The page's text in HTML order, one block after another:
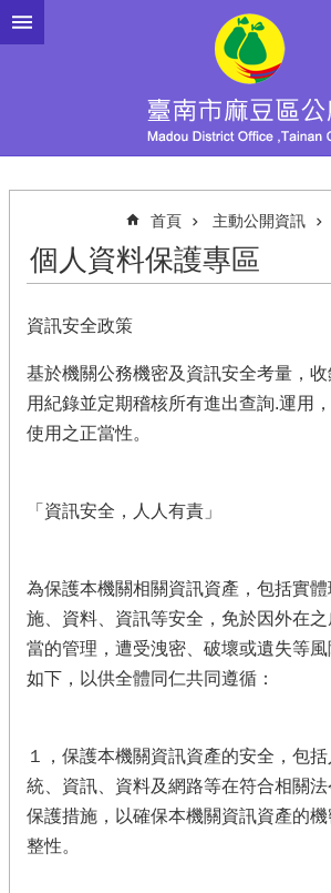
跳到主要內容區塊
首頁 主動公開資訊
個人資料保護專區
資訊安全政策
基於機關公務機密及資訊安全考量，
用紀錄並定期稽核所有進出查詢.運用
使用之正當性。
「資訊安全，人人有責」
為保護本機關相關資訊資產，包括實
施、資料、資訊等安全，免於因外在
當的管理，遭受洩密、破壞或遺失等
如下，以供全體同仁共同遵循：
１，保護本機關資訊資產的安全，包
統、資訊、資料及網路等在符合相關
保護措施，以確保本機關資訊資產的
整性。